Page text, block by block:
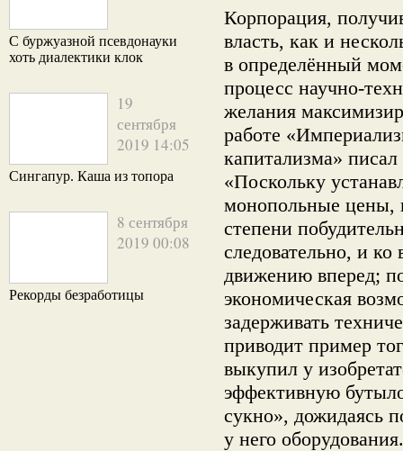
С буржуазной псевдонауки
хоть диалектики клок
19
сентября
2019 14:05
Сингапур. Каша из топора
8 сентября
2019 00:08
Рекорды безработицы
Корпорация,
власть, как и
в определённый
процесс научно-
желания
работе
капитализма»
«Поскольку
монопольные цены,
степени
следовательно, и ко
движению вперед;
экономическая
задерживать
приводит пример
выкупил у
эффективную
сукно», дожидаясь
у него оборудования.